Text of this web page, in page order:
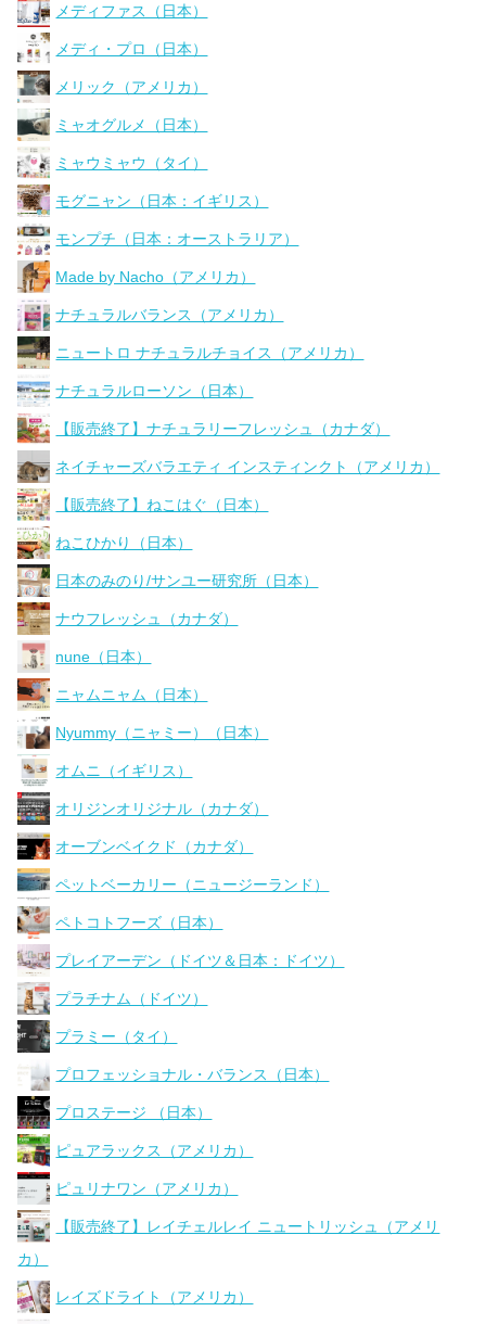
メディファス（日本）
メディ・プロ（日本）
メリック（アメリカ）
ミャオグルメ（日本）
ミャウミャウ（タイ）
モグニャン（日本：イギリス）
モンプチ（日本：オーストラリア）
Made by Nacho（アメリカ）
ナチュラルバランス（アメリカ）
ニュートロ ナチュラルチョイス（アメリカ）
ナチュラルローソン（日本）
【販売終了】ナチュラリーフレッシュ（カナダ）
ネイチャーズバラエティ インスティンクト（アメリカ）
【販売終了】ねこはぐ（日本）
ねこひかり（日本）
日本のみのり/サンユー研究所（日本）
ナウフレッシュ（カナダ）
nune（日本）
ニャムニャム（日本）
Nyummy（ニャミー）（日本）
オムニ（イギリス）
オリジンオリジナル（カナダ）
オーブンベイクド（カナダ）
ペットベーカリー（ニュージーランド）
ペトコトフーズ（日本）
プレイアーデン（ドイツ＆日本：ドイツ）
プラチナム（ドイツ）
プラミー（タイ）
プロフェッショナル・バランス（日本）
プロステージ （日本）
ピュアラックス（アメリカ）
ピュリナワン（アメリカ）
【販売終了】レイチェルレイ ニュートリッシュ（アメリ
カ）
レイズドライト（アメリカ）